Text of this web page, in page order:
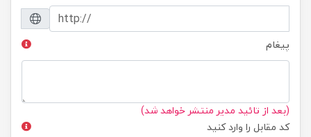
پیغام
(بعد از تائید مدیر منتشر خواهد شد)
کد مقابل را وارد کنید